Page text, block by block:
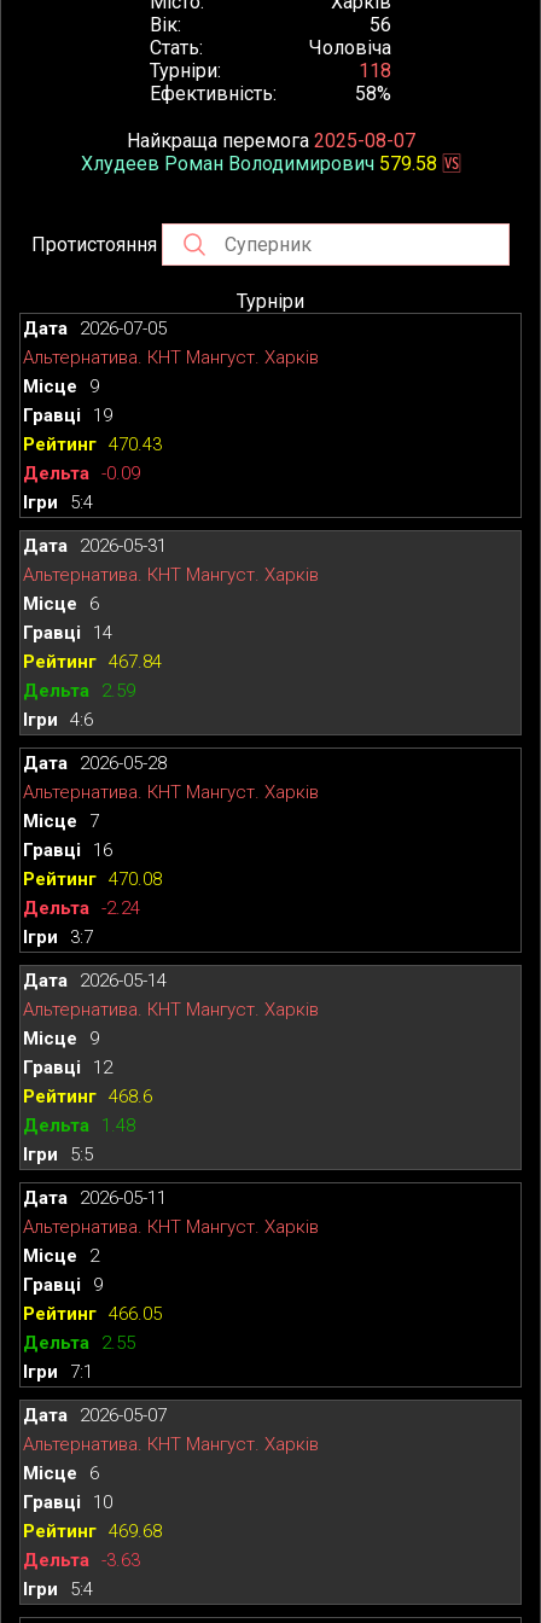
Вік
56
Стать
Чоловіча
Турніри
118
Ефективність
58%
Найкраща перемога 2025-08-07
Хлудеев Роман Володимирович 579.58 🆚
Протистояння
Турніри
2026-07-05
Альтернатива. КНТ Мангуст. Харків
9
19
470.43
-0.09
5:4
2026-05-31
Альтернатива. КНТ Мангуст. Харків
6
14
467.84
2.59
4:6
2026-05-28
Альтернатива. КНТ Мангуст. Харків
7
16
470.08
-2.24
3:7
2026-05-14
Альтернатива. КНТ Мангуст. Харків
9
12
468.6
1.48
5:5
2026-05-11
Альтернатива. КНТ Мангуст. Харків
2
9
466.05
2.55
7:1
2026-05-07
Альтернатива. КНТ Мангуст. Харків
6
10
469.68
-3.63
5:4